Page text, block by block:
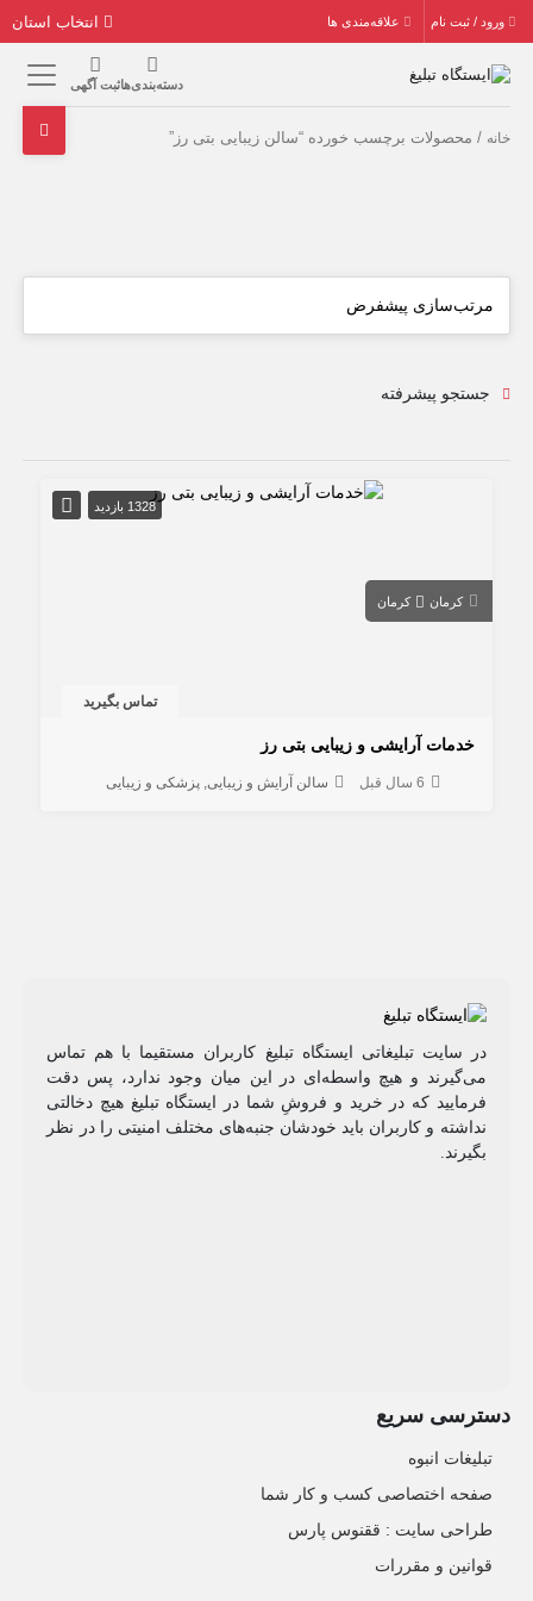
ورود / ثبت نام علاقه‌مندی ها
دسته‌بندی‌هاثبت آگهی
خانه / محصولات برچسب خورده “سالن زیبایی بتی رز”
جستجو پیشرفته
1328 بازدید
کرمان کرمان
تماس بگیرید
خدمات آرایشی و زیبایی بتی رز
6 سال قبل سالن آرایش و زیبایی پزشکی و زیبایی
در سایت تبلیغاتی ایستگاه تبلیغ کاربران مستقیما با هم تماس
می‌گیرند و هیچ واسطه‌ای در این میان وجود ندارد، پس دقت
فرمایید که در خرید و فروشِ شما در ایستگاه تبلیغ هیچ دخالتی
نداشته و کاربران باید خودشان جنبه‌های مختلف امنیتی را در نظر
بگیرند.
دسترسی سریع
تبلیغات انبوه
صفحه اختصاصی کسب و کار شما
طراحی سایت :‌ ققنوس پارس
قوانین و مقررات